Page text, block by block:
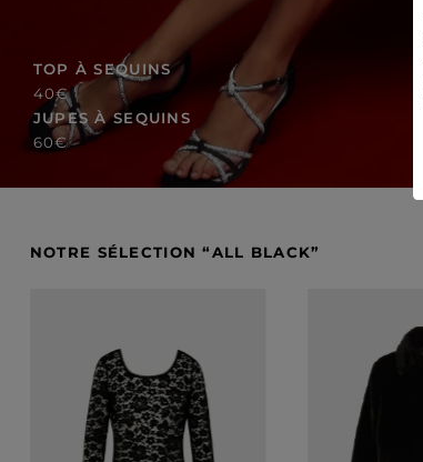
TOP À SEQUINS
40€
JUPES À SEQUINS
60€
NOTRE SÉLECTION “ALL BLACK”